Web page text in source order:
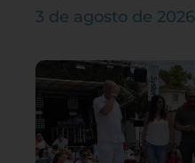
3 de agosto de 2026